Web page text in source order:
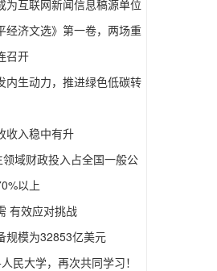
为互联网新闻信息稿源单位
经济文选》第一卷，两场重
召开
内生动力，推进绿色低碳转
收入稳中有升
领域财政投入占全国一般公
以上
有效应对挑战
规模为32853亿美元
民大学，再次共同学习！